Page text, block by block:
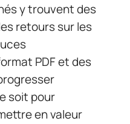
y trouvent des
retours sur les
PDF et des
soit pour
en valeur